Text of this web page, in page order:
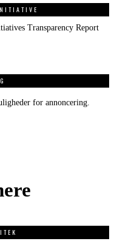
Transparency Report
for annoncering.